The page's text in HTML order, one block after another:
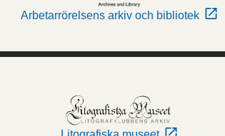
Arbetarrörelsens arkiv och bibliotek